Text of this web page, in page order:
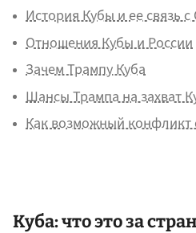
История Кубы и ее связь
Отношения Кубы и России
Зачем Трампу Куба
Шансы Трампа на захват
Как возможный конфликт
Куба: что это за